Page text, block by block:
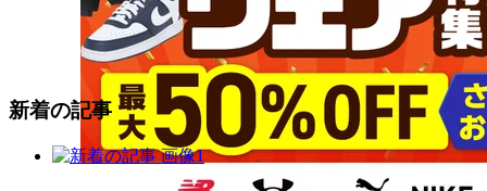
新着の記事